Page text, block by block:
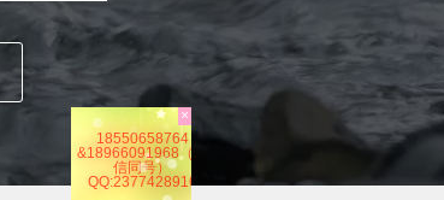
18550658764
&18966091968（微
信同号）
QQ:2377428916